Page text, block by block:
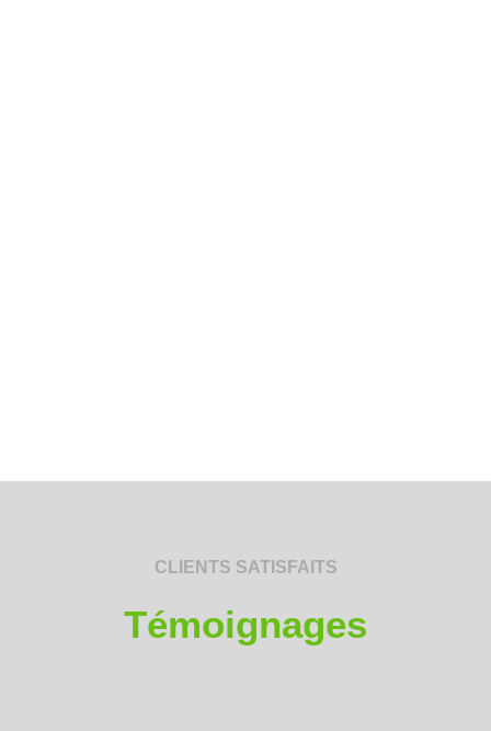
CLIENTS SATISFAITS
Témoignages